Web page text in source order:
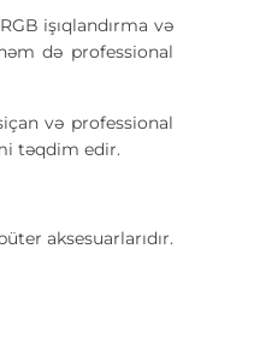
işıqlandırma və
də professional
və professional
təqdim edir.
aksesuarlarıdır.